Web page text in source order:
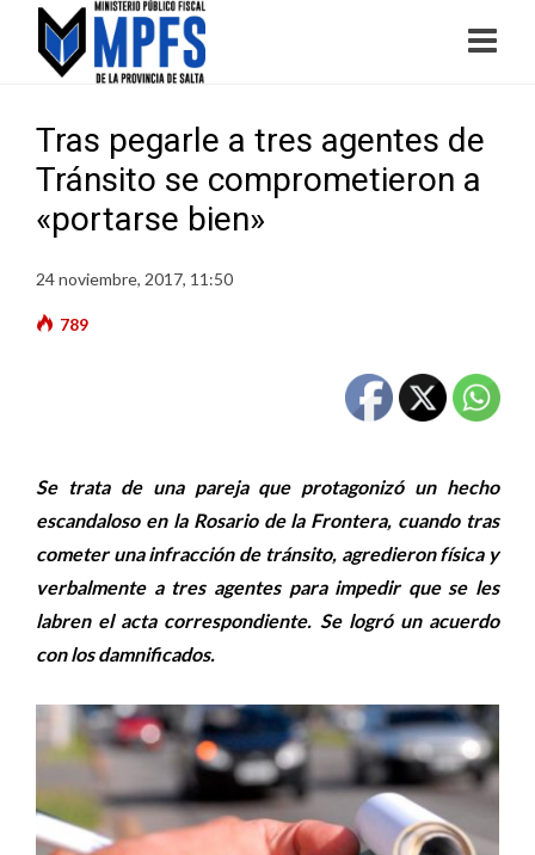
Tras pegarle a tres agentes de
Tránsito se comprometieron a
«portarse bien»
24 noviembre, 2017, 11:50
789
Se trata de una pareja que protagonizó un hecho
escandaloso en la Rosario de la Frontera, cuando tras
cometer una infracción de tránsito, agredieron física y
verbalmente a tres agentes para impedir que se les
labren el acta correspondiente. Se logró un acuerdo
con los damnificados.